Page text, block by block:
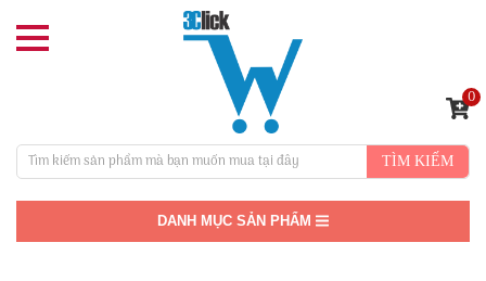
TÌM KIẾM
0
DANH MỤC SẢN PHẨM